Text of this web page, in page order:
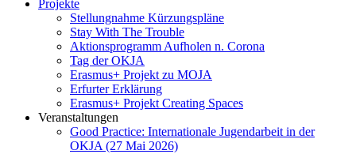
Projekte
Stellungnahme Kürzungspläne
Stay With The Trouble
Aktionsprogramm Aufholen n. Corona
Tag der OKJA
Erasmus+ Projekt zu MOJA
Erfurter Erklärung
Erasmus+ Projekt Creating Spaces
Veranstaltungen
Good Practice: Internationale Jugendarbeit in der
OKJA (27 Mai 2026)